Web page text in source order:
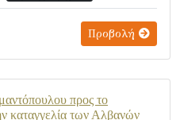
Προβολή
προς το
καταγγελία των Αλβανών